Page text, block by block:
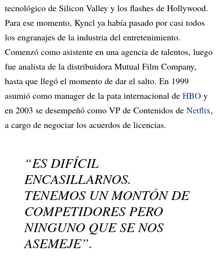
tecnológico de Silicon Valley y los flashes de Hollywood.
Para ese momento, Kyncl ya había pasado por casi todos
los engranajes de la industria del entretenimiento.
Comenzó como asistente en una agencia de talentos, luego
fue analista de la distribuidora Mutual Film Company,
hasta que llegó el momento de dar el salto. En 1999
asumió como manager de la pata internacional de HBO y
en 2003 se desempeñó como VP de Contenidos de Netflix,
a cargo de negociar los acuerdos de licencias.
“ES DIFÍCIL
ENCASILLARNOS.
TENEMOS UN MONTÓN DE
COMPETIDORES PERO
NINGUNO QUE SE NOS
ASEMEJE”.